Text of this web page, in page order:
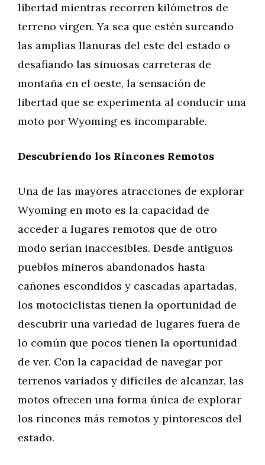
libertad mientras recorren kilómetros de
terreno virgen. Ya sea que estén surcando
las amplias llanuras del este del estado o
desafiando las sinuosas carreteras de
montaña en el oeste, la sensación de
libertad que se experimenta al conducir una
moto por Wyoming es incomparable.
Descubriendo los Rincones Remotos
Una de las mayores atracciones de explorar
Wyoming en moto es la capacidad de
acceder a lugares remotos que de otro
modo serían inaccesibles. Desde antiguos
pueblos mineros abandonados hasta
cañones escondidos y cascadas apartadas,
los motociclistas tienen la oportunidad de
descubrir una variedad de lugares fuera de
lo común que pocos tienen la oportunidad
de ver. Con la capacidad de navegar por
terrenos variados y difíciles de alcanzar, las
motos ofrecen una forma única de explorar
los rincones más remotos y pintorescos del
estado.